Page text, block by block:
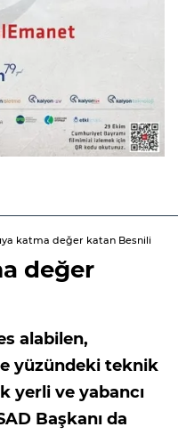
katma değer katan Besnili
değer
alabilen,
yüzündeki teknik
yerli ve yabancı
Başkanı da